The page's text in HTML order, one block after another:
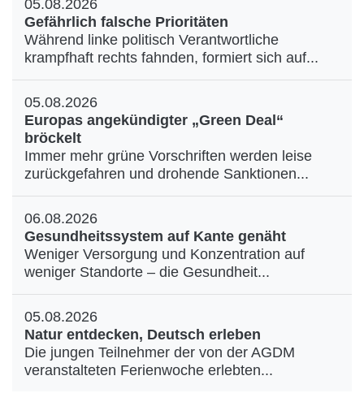
05.08.2026
Gefährlich falsche Prioritäten
Während linke politisch Verantwortliche
krampfhaft rechts fahnden, formiert sich auf...
05.08.2026
Europas angekündigter „Green Deal“
bröckelt
Immer mehr grüne Vorschriften werden leise
zurückgefahren und drohende Sanktionen...
06.08.2026
Gesundheitssystem auf Kante genäht
Weniger Versorgung und Konzentration auf
weniger Standorte – die Gesundheit...
05.08.2026
Natur entdecken, Deutsch erleben
Die jungen Teilnehmer der von der AGDM
veranstalteten Ferienwoche erlebten...